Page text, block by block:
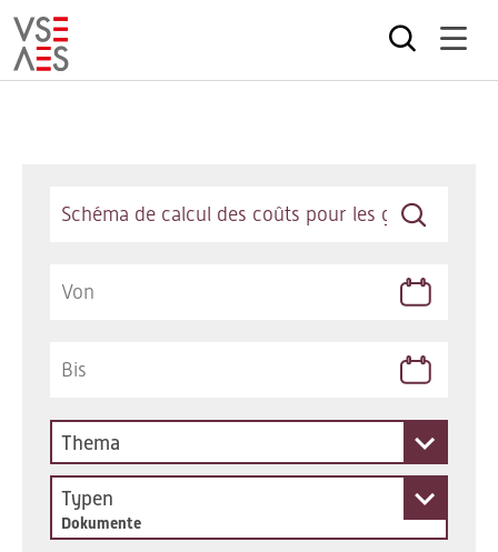
Thema
Typen
Dokumente